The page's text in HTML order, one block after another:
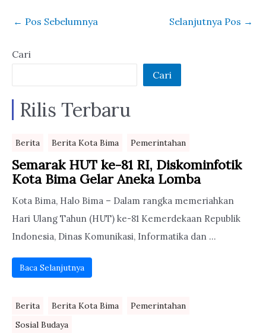
Penyumbang
← Pos Sebelumnya Selanjutnya Pos →
Cari
Cari
Rilis Terbaru
Berita Berita Kota Bima Pemerintahan
Semarak HUT ke-81 RI, Diskominfotik
Kota Bima Gelar Aneka Lomba
Kota Bima, Halo Bima – Dalam rangka memeriahkan
Hari Ulang Tahun (HUT) ke-81 Kemerdekaan Republik
Indonesia, Dinas Komunikasi, Informatika dan ...
Baca Selanjutnya
Berita Berita Kota Bima
Pemerintahan
Sosial Budaya